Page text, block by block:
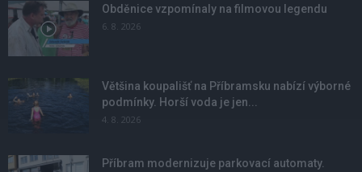
Obděnice vzpomínaly na filmovou legendu
6. 8. 2026
Většina koupališť na Příbramsku nabízí výborné
podmínky. Horší voda je jen...
4. 8. 2026
Příbram modernizuje parkovací automaty.